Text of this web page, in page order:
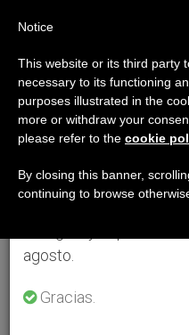
Aviso
Del 27 de julio al 7
anual, aprovechando
se generan menos
agosto.
Gracias.
Notice
This website or its third party
necessary to its functioning
purposes illustrated in the
more or withdraw your
please refer to the cookie
By closing this banner,
continuing to browse